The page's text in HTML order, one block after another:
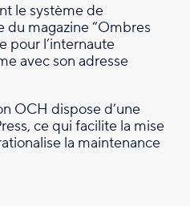
le système de
du magazine “Ombres
pour l’internaute
avec son adresse
OCH dispose d’une
ce qui facilite la mise
la maintenance